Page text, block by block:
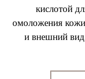
кислотой
омоложения
и внешний